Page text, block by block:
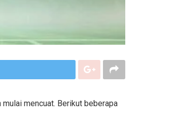
mencuat. Berikut beberapa